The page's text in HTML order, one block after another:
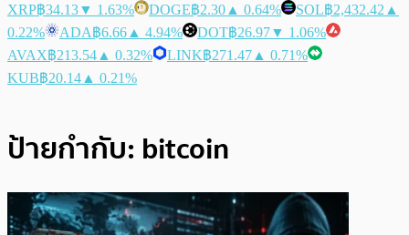
XRP฿34.13▼ 1.63% DOGE฿2.30 ▲ 0.64% SOL฿2,432.42 ▲
0.22%
ADA฿6.66 ▲ 4.94% DOT฿26.97▼ 1.06%
AVAX฿213.54 ▲ 0.32% LINK฿271.47 ▲ 0.71%
KUB฿20.14 ▲ 0.21%
ป้ายกำกับ: bitcoin